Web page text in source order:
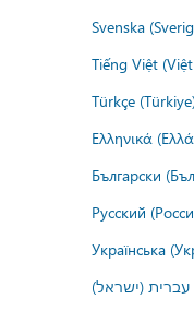
Svenska
Tiếng Việt
Türkçe
Ελληνικά
Български
Русский
Українська
עברית (ישראל)